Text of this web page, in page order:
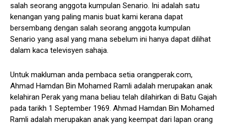
salah seorang anggota kumpulan Senario. Ini adalah satu
kenangan yang paling manis buat kami kerana dapat
bersembang dengan salah seorang anggota kumpulan
Senario yang asal yang mana sebelum ini hanya dapat dilihat
dalam kaca televisyen sahaja.
Untuk makluman anda pembaca setia orangperak.com,
Ahmad Hamdan Bin Mohamed Ramli adalah merupakan anak
kelahiran Perak yang mana beliau telah dilahirkan di Batu Gajah
pada tarikh 1 September 1969. Ahmad Hamdan Bin Mohamed
Ramli adalah merupakan anak yang keempat dari lapan orang